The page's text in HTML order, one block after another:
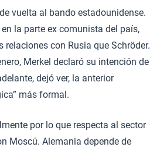
vuelta al bando estadounidense.
la parte ex comunista del país,
con Rusia que Schröder.
Merkel declaró su intención de
dejó ver, la anterior
más formal.
por lo que respecta al sector
Moscú. Alemania depende de